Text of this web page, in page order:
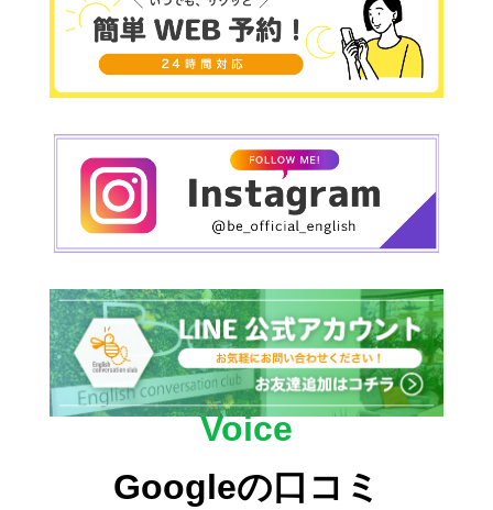
に心かげています＾＾質の高い、いい環境で学べ
る事を大切にしていきましょう！！
Voice
Googleの口コミ